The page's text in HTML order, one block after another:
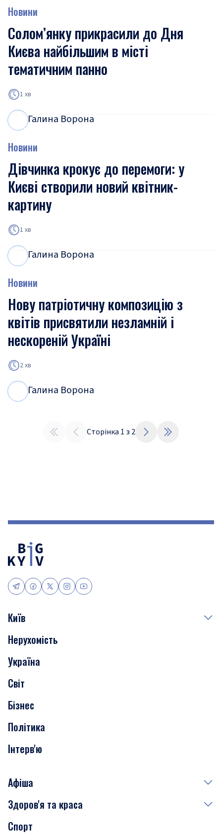
Новини
Солом’янку прикрасили до Дня
Києва найбільшим в місті
тематичним панно
1 хв
Галина Ворона
Новини
Дівчинка крокує до перемоги: у
Києві створили новий квітник-
картину
1 хв
Галина Ворона
Новини
Нову патріотичну композицію з
квітів присвятили незламній і
нескореній Україні
2 хв
Галина Ворона
Сторінка 1 з 2
Київ
Події
Скандали
Нерухомість
Транспорт
Нерухомість
Україна
Світ
Бізнес
Політика
Інтерв'ю
Афіша
Сьогодні
Завтра
Здоров'я та краса
Спорт